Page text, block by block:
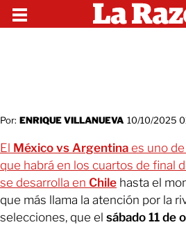
Por: ENRIQUE VILLANUEVA 10/10/2025
El México vs Argentina es uno
que habrá en los cuartos de final
se desarrolla en Chile hasta el
que más llama la atención por la
selecciones, que el sábado 11 de